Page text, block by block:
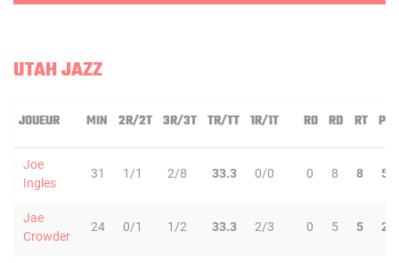
UTAH JAZZ
JOUEUR MIN 2R/2T 3R/3T TR/TT 1R/1T RO RD RT PD
Joe
Ingles
31 1/1 2/8 33.3 0/0 0 8 8 5
Jae
Crowder
24 0/1 1/2 33.3 2/3 0 5 5 2